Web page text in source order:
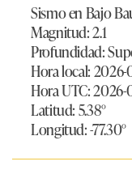
Sismo en Bajo
Magnitud: 2.1
Profundidad:
Hora local: 2026-
Hora UTC: 2026-
Latitud: 5.38°
Longitud: -77.30°